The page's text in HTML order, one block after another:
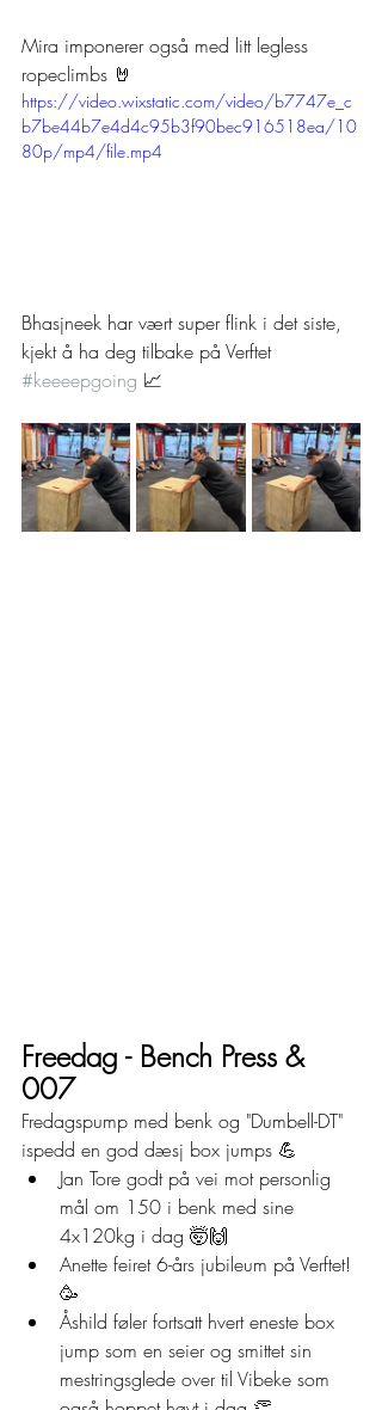
Mira imponerer også med litt legless
ropeclimbs 🤘
https://video.wixstatic.com/video/b7747e_c
b7be44b7e4d4c95b3f90bec916518ea/10
80p/mp4/file.mp4
Bhasjneek har vært super flink i det siste,
kjekt å ha deg tilbake på Verftet
#keeeepgoing 📈
Freedag - Bench Press &
007
Fredagspump med benk og "Dumbell-DT"
ispedd en god dæsj box jumps 💪
Jan Tore godt på vei mot personlig
mål om 150 i benk med sine
4x120kg i dag 🤯🙌
Anette feiret 6-års jubileum på Verftet!
🥳
Åshild føler fortsatt hvert eneste box
jump som en seier og smittet sin
mestringsglede over til Vibeke som